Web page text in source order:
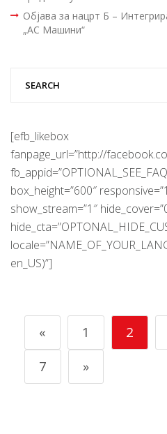
Објава за нацрт Б –
„АС Машини“
[efb_likebox
fanpage_url=”http://
box_height=”600″
show_stream=”1″
en_US)”]
« 1 2
7
»